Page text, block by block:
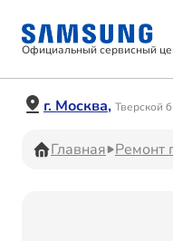
Официальный сервисный
г. Москва, Тверской
Главная Ремонт
Ремонт
Ремонт